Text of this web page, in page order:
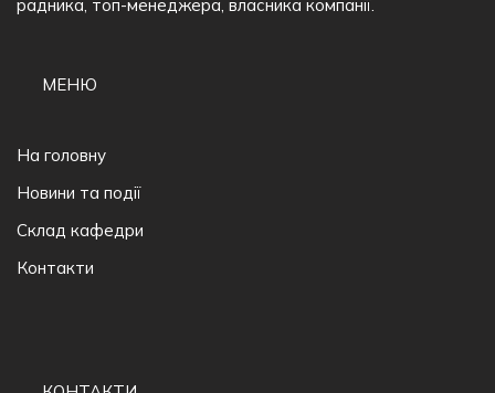
радника, топ-менеджера, власника компанії.
МЕНЮ
На головну
Новини та події
Склад кафедри
Контакти